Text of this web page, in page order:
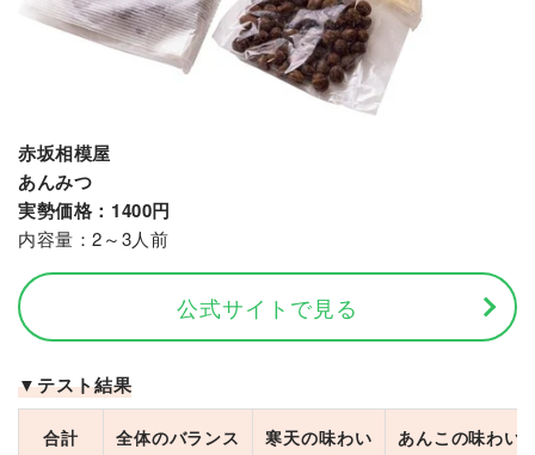
赤坂相模屋
あんみつ
実勢価格：1400円
内容量：2～3人前
公式サイトで見る
▼テスト結果
合計 全体のバランス 寒天の味わい あんこの味わい